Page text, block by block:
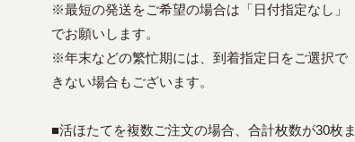
※最短の発送をご希望の場合は「日付指定なし」
でお願いします。
※年末などの繁忙期には、到着指定日をご選択で
きない場合もございます。
■活ほたてを複数ご注文の場合、合計枚数が30枚ま